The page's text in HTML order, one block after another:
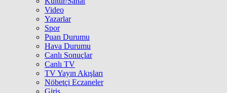
Video
Yazarlar
Spor
Puan Durumu
Hava Durumu
Canlı Sonuçlar
Canlı TV
TV Yayın Akışları
Nöbetçi Eczaneler
Giriş